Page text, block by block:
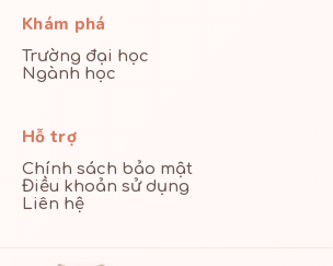
Khám phá
Trường đại học
Ngành học
Hỗ trợ
Chính sách bảo mật
Điều khoản sử dụng
Liên hệ